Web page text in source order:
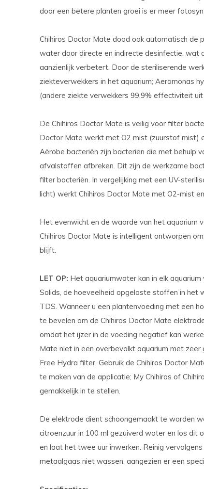
door een betere planten groei is er meer
Chihiros Doctor Mate dood ook automatisch de
water door directe en indirecte desinfectie, wat
aanzienlijk verbetert. Door de steriliserende
ziekteverwekkers in het aquarium; Aeromonas
(andere ziekte verwekkers 99,9% effectiviteit
De Chihiros Doctor Mate is veilig voor filter
Doctor Mate werkt met O2 mist (zuurstof mist)
Aërobe bacteriën zijn bacteriën die met behulp
afvalstoffen afbreken. Dit zijn de werkzame
filter bacteriën. In vergelijking met een UV-
licht) werkt Chihiros Doctor Mate met O2-mist
Het evenwicht en de waarde van het aquarium
Chihiros Doctor Mate is intelligent ontworpen
blijft.
LET OP: Het aquariumwater kan in elk
Solids, de hoeveelheid opgeloste stoffen in het
TDS. Wanneer u een plantenvoeding met een
te bevelen om de Chihiros Doctor Mate
omdat het ijzer in de voeding negatief kan
Mate niet in een overbevolkt aquarium met
Free Hydra filter. Gebruik de Chihiros Doctor
te maken van de applicatie; My Chihiros of
gemakkelijk in te stellen.
De elektrode dient schoongemaakt te worden
citroenzuur in 100 ml gezuiverd water en los dit
en laat het twee uur inwerken. Reinig
metaalgaas niet wassen, aangezien er een